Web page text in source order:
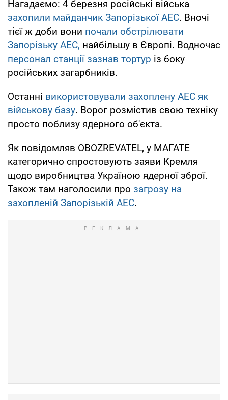
Нагадаємо: 4 березня російські війська
захопили майданчик Запорізької АЕС. Вночі
тієї ж доби вони почали обстрілювати
Запорізьку АЕС, найбільшу в Європі. Водночас
персонал станції зазнав тортур із боку
російських загарбників.
Останні використовували захоплену АЕС як
військову базу. Ворог розмістив свою техніку
просто поблизу ядерного об'єкта.
Як повідомляв OBOZREVATEL, у МАГАТЕ
категорично спростовують заяви Кремля
щодо виробництва Україною ядерної зброї.
Також там наголосили про загрозу на
захопленій Запорізькій АЕС.